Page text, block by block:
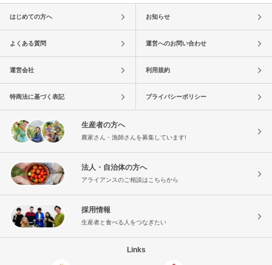
はじめての方へ お知らせ
よくある質問 運営へのお問い合わせ
運営会社 利用規約
特商法に基づく表記 プライバシーポリシー
生産者の方へ
農家さん・漁師さんを募集しています!
法人・自治体の方へ
アライアンスのご相談はこちらから
採用情報
生産者と食べる人をつなぎたい
Links